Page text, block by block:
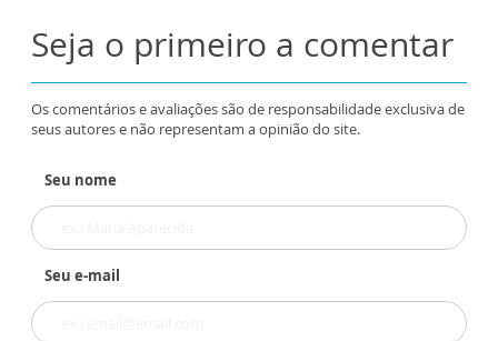
Seja o primeiro a comentar
Os comentários e avaliações são de responsabilidade exclusiva de
seus autores e não representam a opinião do site.
Seu nome
Seu e-mail